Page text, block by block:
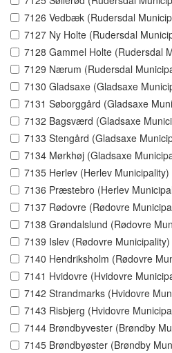
7126 Vedbæk (Rudersdal
7127 Ny Holte (Rudersdal
7128 Gammel Holte (Rudersdal
7129 Nærum (Rudersdal
7130 Gladsaxe (Gladsaxe
7131 Søborggård (Gladsaxe
7132 Bagsværd (Gladsaxe
7133 Stengård (Gladsaxe
7134 Mørkhøj (Gladsaxe
7135 Herlev (Herlev Municipality)
7136 Præstebro (Herlev
7137 Rødovre (Rødovre
7138 Grøndalslund (Rødovre
7139 Islev (Rødovre Municipality)
7140 Hendriksholm (Rødovre
7141 Hvidovre (Hvidovre
7142 Strandmarks (Hvidovre
7143 Risbjerg (Hvidovre
7144 Brøndbyvester (Brøndby
7145 Brøndbyøster (Brøndby